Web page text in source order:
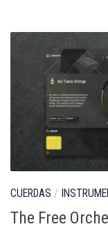
CUERDAS /
The Free